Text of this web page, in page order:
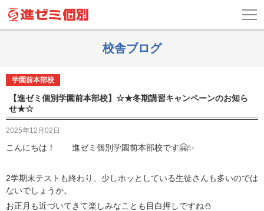
校舎ブログ
学園前本部校
【進ゼミ個別学園前本部校】☆★冬期講習キャンペーンのお知ら
せ★☆
2025年12月02日
こんにちは！ 進ゼミ個別学園前本部校です🤗✨
2学期末テストも終わり、少しホッとしている生徒さんも多いのでは
ないでしょうか。
お正月も近づいてきて楽しみなことも目白押しですね⛄